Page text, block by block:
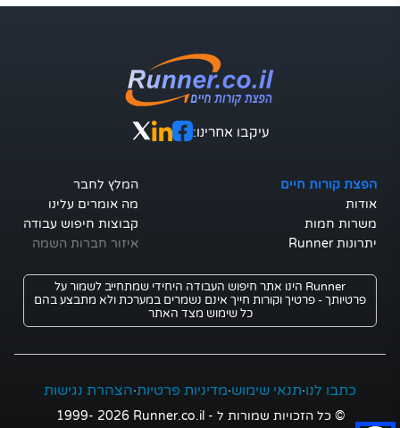
עיקבו אחרינו:
הפצת קורות חיים
אודות
משרות חמות
יתרונות Runner
המלץ לחבר
מה אומרים עלינו
קבוצות חיפוש עבודה
איזור חברות השמה
Runner הינו אתר חיפוש העבודה היחידי שמתחייב לשמור על
פרטיותך - פרטיך וקורות חייך אינם נשמרים במערכת ולא מתבצע בהם
כל שימוש מצד האתר
כתבו לנו·תנאי שימוש·מדיניות פרטיות·הצהרת נגישות
© כל הזכויות שמורות ל - Runner.co.il 1999- 2026